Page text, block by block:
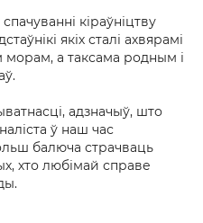
кіраўніцтву
якіх сталі ахвярамі
а таксама родным і
адзначыў, што
ў наш час
балюча страчваць
хто любімай справе